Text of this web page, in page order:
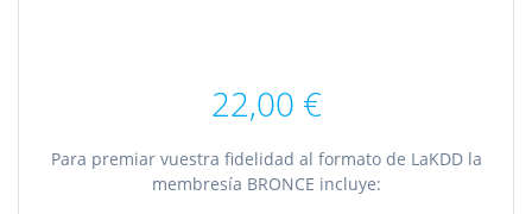
22,00 €
Para premiar vuestra fidelidad al formato de LaKDD la
membresía BRONCE incluye: